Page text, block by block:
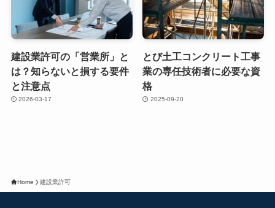
建設業許可の「営業所」と
は？知らないと損する要件
と注意点
2026-03-17
とび土工コンクリート工事
業の専任技術者に必要な資
格
2025-09-20
Home 建設業許可